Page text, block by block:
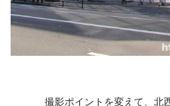
撮影ポイントを変えて、北